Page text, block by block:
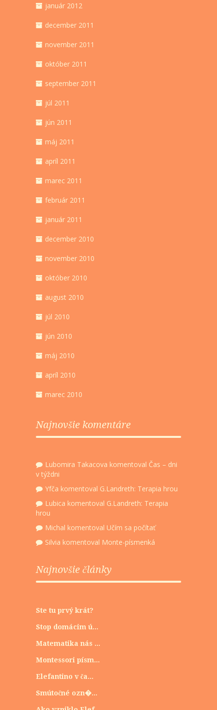
január 2012
december 2011
november 2011
október 2011
september 2011
júl 2011
jún 2011
máj 2011
apríl 2011
marec 2011
február 2011
január 2011
december 2010
november 2010
október 2010
august 2010
júl 2010
jún 2010
máj 2010
apríl 2010
marec 2010
Najnovšie komentáre
Lubomira Takacova komentoval Čas – dni
v týždni
Yfča komentoval G.Landreth: Terapia hrou
Lubica komentoval G.Landreth: Terapia
hrou
Michal komentoval Učím sa počítať
Silvia komentoval Monte-písmenká
Najnovšie články
Ste tu prvý krát?
Stop domácim ú...
Matematika nás ...
Montessori písm...
Elefantino v ča...
Smútočné ozn�...